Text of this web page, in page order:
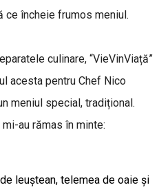
ce încheie frumos meniul.
culinare, “VieVinViață”
acesta pentru Chef Nico
meniul special, tradițional.
au rămas în minte:
leuștean, telemea de oaie și